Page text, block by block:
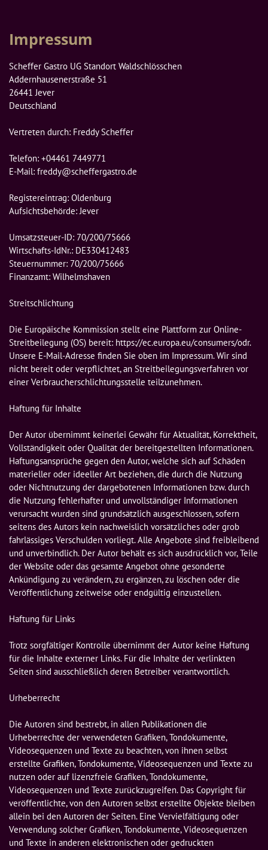
Impressum
Scheffer Gastro UG Standort Waldschlösschen
Addernhausenerstraße 51
26441 Jever
Deutschland
Vertreten durch: Freddy Scheffer
Telefon: +04461 7449771
E-Mail: freddy@scheffergastro.de
Registereintrag: Oldenburg
Aufsichtsbehörde: Jever
Umsatzsteuer-ID: 70/200/75666
Wirtschafts-IdNr.: DE330412483
Steuernummer: 70/200/75666
Finanzamt: Wilhelmshaven
Streitschlichtung
Die Europäische Kommission stellt eine Plattform zur Online-
Streitbeilegung (OS) bereit: https://ec.europa.eu/consumers/odr.
Unsere E-Mail-Adresse finden Sie oben im Impressum. Wir sind
nicht bereit oder verpflichtet, an Streitbeilegungsverfahren vor
einer Verbraucherschlichtungsstelle teilzunehmen.
Haftung für Inhalte
Der Autor übernimmt keinerlei Gewähr für Aktualität, Korrektheit,
Vollständigkeit oder Qualität der bereitgestellten Informationen.
Haftungsansprüche gegen den Autor, welche sich auf Schäden
materieller oder ideeller Art beziehen, die durch die Nutzung
oder Nichtnutzung der dargebotenen Informationen bzw. durch
die Nutzung fehlerhafter und unvollständiger Informationen
verursacht wurden sind grundsätzlich ausgeschlossen, sofern
seitens des Autors kein nachweislich vorsätzliches oder grob
fahrlässiges Verschulden vorliegt. Alle Angebote sind freibleibend
und unverbindlich. Der Autor behält es sich ausdrücklich vor, Teile
der Website oder das gesamte Angebot ohne gesonderte
Ankündigung zu verändern, zu ergänzen, zu löschen oder die
Veröffentlichung zeitweise oder endgültig einzustellen.
Haftung für Links
Trotz sorgfältiger Kontrolle übernimmt der Autor keine Haftung
für die Inhalte externer Links. Für die Inhalte der verlinkten
Seiten sind ausschließlich deren Betreiber verantwortlich.
Urheberrecht
Die Autoren sind bestrebt, in allen Publikationen die
Urheberrechte der verwendeten Grafiken, Tondokumente,
Videosequenzen und Texte zu beachten, von ihnen selbst
erstellte Grafiken, Tondokumente, Videosequenzen und Texte zu
nutzen oder auf lizenzfreie Grafiken, Tondokumente,
Videosequenzen und Texte zurückzugreifen. Das Copyright für
veröffentlichte, von den Autoren selbst erstellte Objekte bleiben
allein bei den Autoren der Seiten. Eine Vervielfältigung oder
Verwendung solcher Grafiken, Tondokumente, Videosequenzen
und Texte in anderen elektronischen oder gedruckten